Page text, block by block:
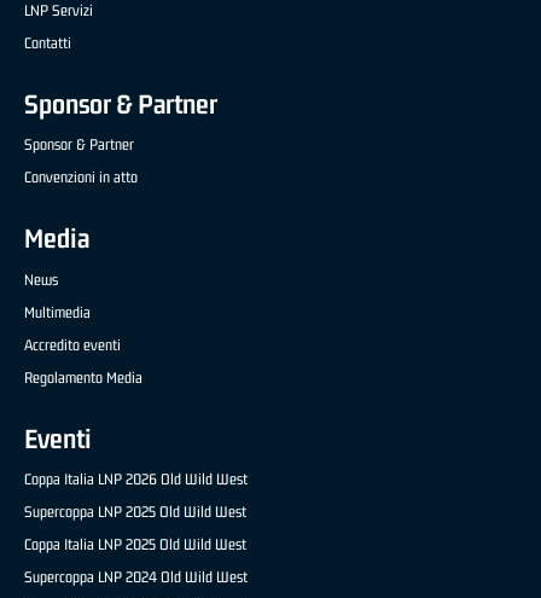
LNP Servizi
Contatti
Sponsor & Partner
Sponsor & Partner
Convenzioni in atto
Media
News
Multimedia
Accredito eventi
Regolamento Media
Eventi
Coppa Italia LNP 2026 Old Wild West
Supercoppa LNP 2025 Old Wild West
Coppa Italia LNP 2025 Old Wild West
Supercoppa LNP 2024 Old Wild West